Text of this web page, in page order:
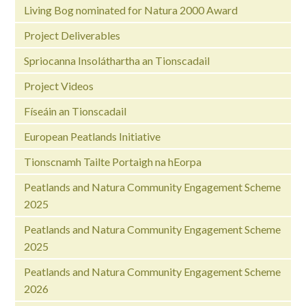
Living Bog nominated for Natura 2000 Award
Project Deliverables
Spriocanna Insoláthartha an Tionscadail
Project Videos
Físeáin an Tionscadail
European Peatlands Initiative
Tionscnamh Tailte Portaigh na hEorpa
Peatlands and Natura Community Engagement Scheme
2025
Peatlands and Natura Community Engagement Scheme
2025
Peatlands and Natura Community Engagement Scheme
2026